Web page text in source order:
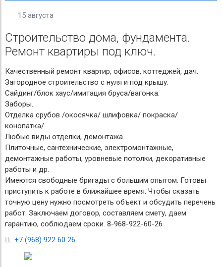
15 августа
Строительство дома, фундамента.
Ремонт квартиры под ключ.
Качественный ремонт квартир, офисов, коттеджей, дач.
Загородное строительство с нуля и под крышу.
Сайдинг/блок хаус/имитация бруса/вагонка.
Заборы.
Отделка срубов /окосячка/ шлифовка/ покраска/
конопатка/.
Любые виды отделки, демонтажа.
Плиточные, сантехнические, электромонтажные,
демонтажные работы, уровневые потолки, декоративные
работы и др.
Имеются свободные бригады с большим опытом. Готовы
приступить к работе в ближайшее время. Чтобы сказать
точную цену нужно посмотреть объект и обсудить перечень
работ. Заключаем договор, составляем смету, даем
гарантию, соблюдаем сроки. 8-968-922-60-26
+7 (968) 922 60 26